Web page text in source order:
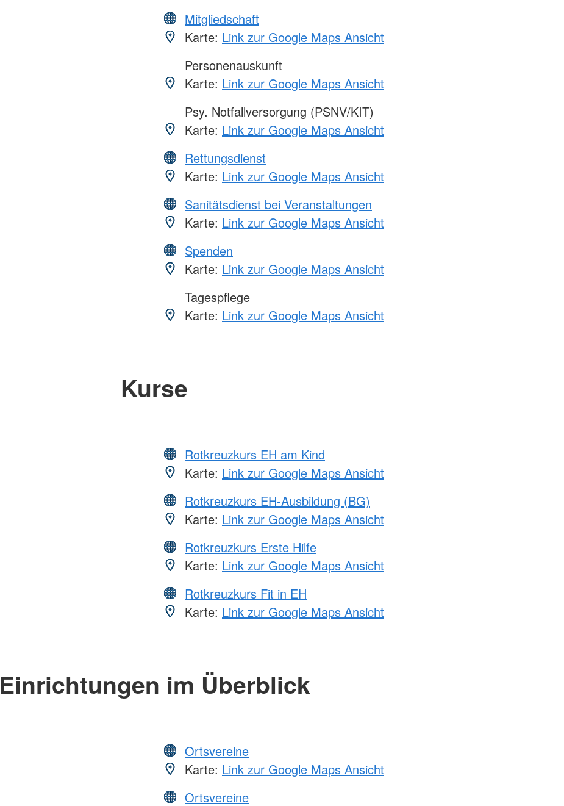
Mitgliedschaft
Karte: Link zur Google Maps Ansicht
Personenauskunft
Karte: Link zur Google Maps Ansicht
Psy. Notfallversorgung (PSNV/KIT)
Karte: Link zur Google Maps Ansicht
Rettungsdienst
Karte: Link zur Google Maps Ansicht
Sanitätsdienst bei Veranstaltungen
Karte: Link zur Google Maps Ansicht
Spenden
Karte: Link zur Google Maps Ansicht
Tagespflege
Karte: Link zur Google Maps Ansicht
Kurse
Rotkreuzkurs EH am Kind
Karte: Link zur Google Maps Ansicht
Rotkreuzkurs EH-Ausbildung (BG)
Karte: Link zur Google Maps Ansicht
Rotkreuzkurs Erste Hilfe
Karte: Link zur Google Maps Ansicht
Rotkreuzkurs Fit in EH
Karte: Link zur Google Maps Ansicht
Einrichtungen im Überblick
Ortsvereine
Karte: Link zur Google Maps Ansicht
Ortsvereine